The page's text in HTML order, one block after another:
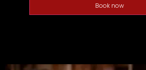
Book now